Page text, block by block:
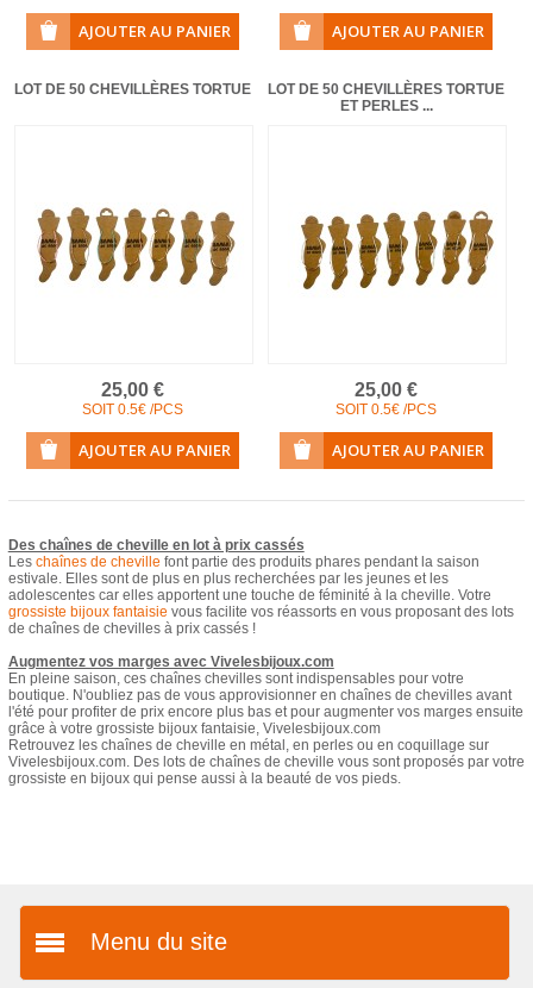
LOT DE 50 CHEVILLÈRES TORTUE
25,00 €
SOIT 0.5€ /PCS
LOT DE 50 CHEVILLÈRES TORTUE
ET PERLES ...
25,00 €
SOIT 0.5€ /PCS
Des chaînes de cheville en lot à prix cassés
Les chaînes de cheville font partie des produits phares pendant la saison
estivale. Elles sont de plus en plus recherchées par les jeunes et les
adolescentes car elles apportent une touche de féminité à la cheville. Votre
grossiste bijoux fantaisie vous facilite vos réassorts en vous proposant des lots
de chaînes de chevilles à prix cassés !
Augmentez vos marges avec Vivelesbijoux.com
En pleine saison, ces chaînes chevilles sont indispensables pour votre
boutique. N'oubliez pas de vous approvisionner en chaînes de chevilles avant
l'été pour profiter de prix encore plus bas et pour augmenter vos marges ensuite
grâce à votre grossiste bijoux fantaisie, Vivelesbijoux.com
Retrouvez les chaînes de cheville en métal, en perles ou en coquillage sur
Vivelesbijoux.com. Des lots de chaînes de cheville vous sont proposés par votre
grossiste en bijoux qui pense aussi à la beauté de vos pieds.
Menu du site